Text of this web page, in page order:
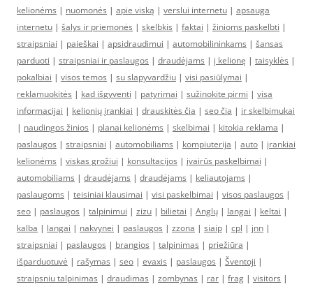
kelionėms | nuomonės | apie viską | verslui internetu | apsauga
internetu | šalys ir priemonės | skelbkis | faktai | žinioms paskelbti |
straipsniai | paieškai | apsidraudimui | automobilininkams | šansas
parduoti | straipsniai ir paslaugos | draudėjams | į kelionę | taisyklės |
pokalbiai | visos temos | su slapyvardžiu | visi pasiūlymai |
reklamuokitės | kad išgyventi | patyrimai | sužinokite pirmi | visa
informacijai | kelionių įrankiai | drauskitės čia | seo čia | ir skelbimukai
| naudingos žinios | planai kelionėms | skelbimai | kitokia reklama |
paslaugos | straipsniai | automobiliams | kompiuterija | auto | įrankiai
kelionėms | viskas grožiui | konsultacijos | įvairūs paskelbimai |
automobiliams | draudėjams | draudėjams | keliautojams |
paslaugoms | teisiniai klausimai | visi paskelbimai | visos paslaugos |
seo | paslaugos | talpinimui | zizu | bilietai | Anglų | langai | keltai |
kalba | langai | nakvynei | paslaugos | zzona | siaip | cpl | jnn |
straipsniai | paslaugos | brangios | talpinimas | priežiūra |
išparduotuvė | rašymas | seo | evaxis | paslaugos | Šventoji |
straipsniu talpinimas | draudimas | zombynas | rar | frag | visitors |